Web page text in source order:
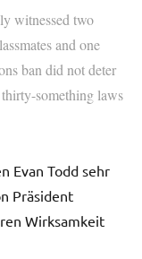
witnessed two
and one
ban did not deter
something laws
Evan Todd sehr
Präsident
Wirksamkeit